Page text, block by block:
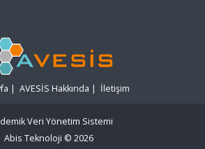
| AVESİS Hakkında | İletişim
Veri Yönetim Sistemi
Abis Teknoloji © 2026